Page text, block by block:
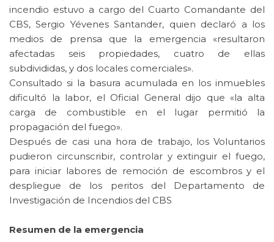
incendio estuvo a cargo del Cuarto Comandante del
CBS, Sergio Yévenes Santander, quien declaró a los
medios de prensa que la emergencia «resultaron
afectadas seis propiedades, cuatro de ellas
subdivididas, y dos locales comerciales».
Consultado si la basura acumulada en los inmuebles
dificultó la labor, el Oficial General dijo que «la alta
carga de combustible en el lugar permitió la
propagación del fuego».
Después de casi una hora de trabajo, los Voluntarios
pudieron circunscribir, controlar y extinguir el fuego,
para iniciar labores de remoción de escombros y el
despliegue de los peritos del Departamento de
Investigación de Incendios del CBS
Resumen de la emergencia